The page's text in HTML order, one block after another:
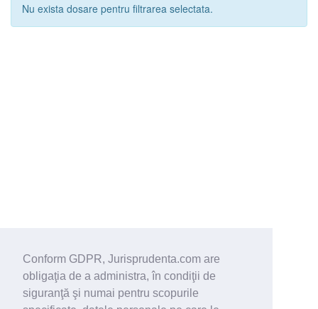
Conform GDPR, Jurisprudenta.com are
obligaţia de a administra, în condiţii de
siguranţă şi numai pentru scopurile
Nu exista dosare pentru filtrarea selectata.